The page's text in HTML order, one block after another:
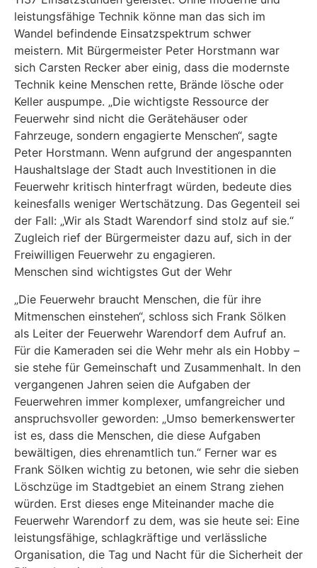
leistungsfähige Technik könne man das sich im
Wandel befindende Einsatzspektrum schwer
meistern. Mit Bürgermeister Peter Horstmann war
sich Carsten Recker aber einig, dass die modernste
Technik keine Menschen rette, Brände lösche oder
Keller auspumpe. „Die wichtigste Ressource der
Feuerwehr sind nicht die Gerätehäuser oder
Fahrzeuge, sondern engagierte Menschen“, sagte
Peter Horstmann. Wenn aufgrund der angespannten
Haushaltslage der Stadt auch Investitionen in die
Feuerwehr kritisch hinterfragt würden, bedeute dies
keinesfalls weniger Wertschätzung. Das Gegenteil sei
der Fall: „Wir als Stadt Warendorf sind stolz auf sie.“
Zugleich rief der Bürgermeister dazu auf, sich in der
Freiwilligen Feuerwehr zu engagieren.
Menschen sind wichtigstes Gut der Wehr
„Die Feuerwehr braucht Menschen, die für ihre
Mitmenschen einstehen“, schloss sich Frank Sölken
als Leiter der Feuerwehr Warendorf dem Aufruf an.
Für die Kameraden sei die Wehr mehr als ein Hobby –
sie stehe für Gemeinschaft und Zusammenhalt. In den
vergangenen Jahren seien die Aufgaben der
Feuerwehren immer komplexer, umfangreicher und
anspruchsvoller geworden: „Umso bemerkenswerter
ist es, dass die Menschen, die diese Aufgaben
bewältigen, dies ehrenamtlich tun.“ Ferner war es
Frank Sölken wichtig zu betonen, wie sehr die sieben
Löschzüge im Stadtgebiet an einem Strang ziehen
würden. Erst dieses enge Miteinander mache die
Feuerwehr Warendorf zu dem, was sie heute sei: Eine
leistungsfähige, schlagkräftige und verlässliche
Organisation, die Tag und Nacht für die Sicherheit der